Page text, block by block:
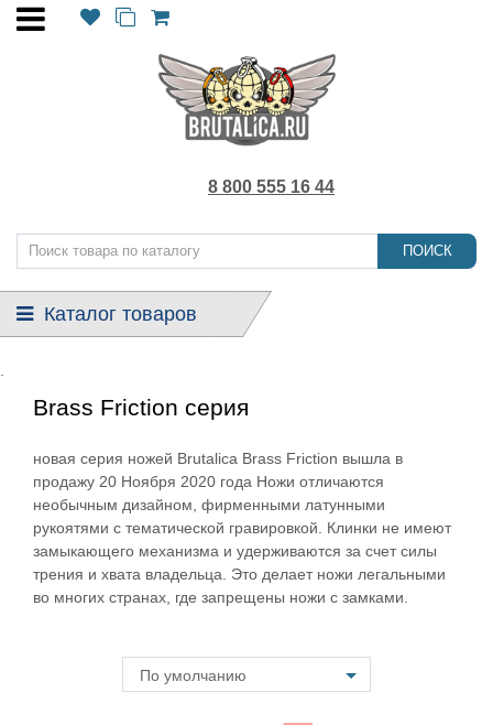
8 800 555 16 44
ПОИСК
Каталог товаров
Brass Friction серия
новая серия ножей Brutalica Brass Friction вышла в
продажу 20 Ноября 2020 года Ножи отличаются
необычным дизайном, фирменными латунными
рукоятями с тематической гравировкой. Клинки не имеют
замыкающего механизма и удерживаются за счет силы
трения и хвата владельца. Это делает ножи легальными
во многих странах, где запрещены ножи с замками.
По умолчанию